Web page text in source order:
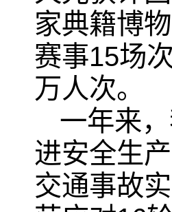
家典籍博
赛事15场
万人次。
一年来
进安全生
交通事故